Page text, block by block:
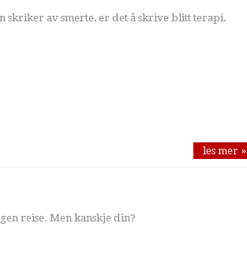
av smerte, er det å skrive blitt terapi.
les mer »
reise. Men kanskje din?